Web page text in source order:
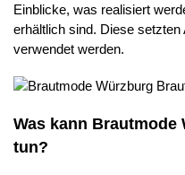
Einblicke, was realisiert
erhältlich sind. Diese
verwendet werden.
Was kann
tun?